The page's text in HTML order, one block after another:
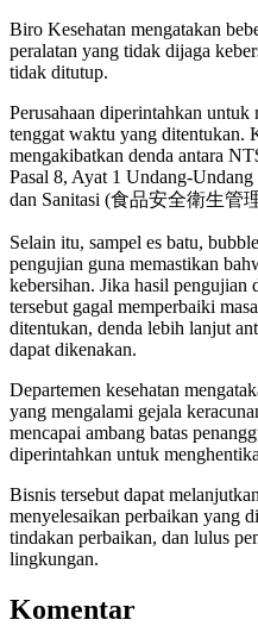
Biro Kesehatan mengatakan
peralatan yang tidak dijaga
tidak ditutup.
Perusahaan diperintahkan
tenggat waktu yang ditentukan.
mengakibatkan denda antara
Pasal 8, Ayat 1 Undang-
dan Sanitasi (食品安全衛生管
Selain itu, sampel es batu,
pengujian guna memastikan
kebersihan. Jika hasil pengujian
tersebut gagal memperbaiki
ditentukan, denda lebih lanjut
dapat dikenakan.
Departemen kesehatan
yang mengalami gejala
mencapai ambang batas
diperintahkan untuk
Bisnis tersebut dapat
menyelesaikan perbaikan yang
tindakan perbaikan, dan lulus
lingkungan.
Komentar